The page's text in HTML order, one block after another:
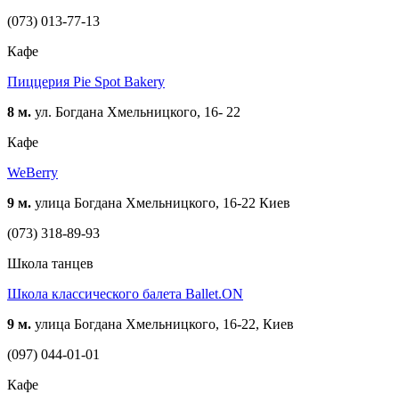
(073) 013-77-13
Кафе
Пиццерия Pie Spot Bakery
8 м. ул. Богдана Хмельницкого, 16- 22
Кафе
WeBerry
9 м. улица Богдана Хмельницкого, 16-22 Киев
(073) 318-89-93
Школа танцев
Школа классического балета Ballet.ON
9 м. улица Богдана Хмельницкого, 16-22, Киев
(097) 044-01-01
Кафе